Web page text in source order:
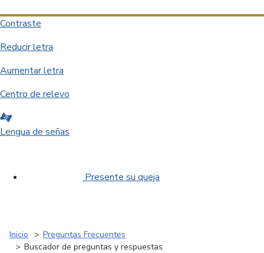
Contraste
Reducir letra
Aumentar letra
Centro de relevo
Lengua de señas
Presente su queja
Inicio
Preguntas Frecuentes
Buscador de preguntas y respuestas